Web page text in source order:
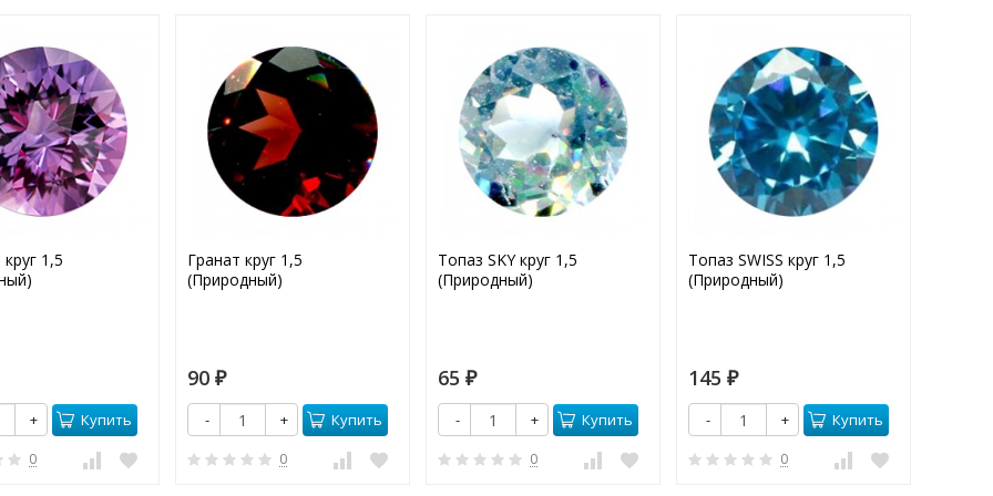
1,5
+ Купить
0
Гранат круг 1,5
(Природный)
90 ₽
- + Купить
0
Топаз SKY круг 1,5
(Природный)
65 ₽
- + Купить
0
Топаз SWISS круг 1,5
(Природный)
145 ₽
- + Купить
0